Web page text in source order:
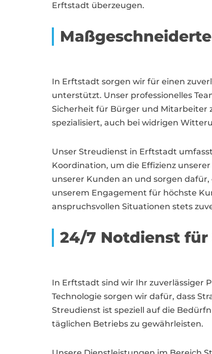
Erftstadt überzeugen.
In Erftstadt sorgen wir für einen
unterstützt. Unser professionelles
Sicherheit für Bürger und Mitarbeiter
spezialisiert, auch bei widrigen
Unser Streudienst in Erftstadt
Koordination, um die Effizienz
unserer Kunden an und sorgen
unserem Engagement für höchste
anspruchsvollen Situationen stets
24/7 Notdienst
In Erftstadt sind wir Ihr zuverlässiger
Technologie sorgen wir dafür, dass
Streudienst ist speziell auf die
täglichen Betriebs zu gewährleisten.